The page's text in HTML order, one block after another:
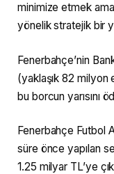
minimize etmek
yönelik stratejik bir
Fenerbahçe’nin
(yaklaşık 82 milyon
bu borcun yarısını
Fenerbahçe Futbol
süre önce yapılan
1.25 milyar TL’ye